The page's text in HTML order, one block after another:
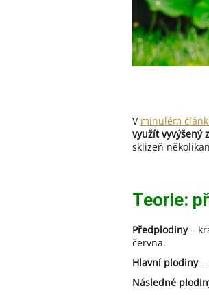
V minulém
využít vyvýšený
sklizeň
Teorie:
Předplodiny–
června.
Hlavní plodiny–
Následné